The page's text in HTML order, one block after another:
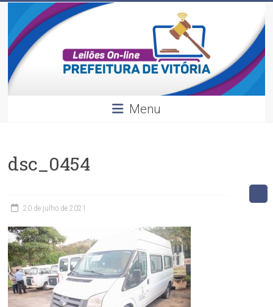
content
Leilões
Divulgação
dos
leilões
realizados
pela
Menu
dsc_0454
20 de julho de 2021